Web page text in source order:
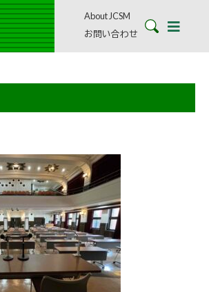
About JCSM
お問い合わせ